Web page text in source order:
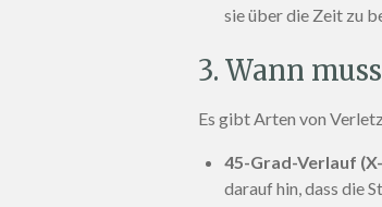
sie über die Zeit zu
3. Wann
Es gibt Arten von
45-Grad-Verlauf
darauf hin, dass die